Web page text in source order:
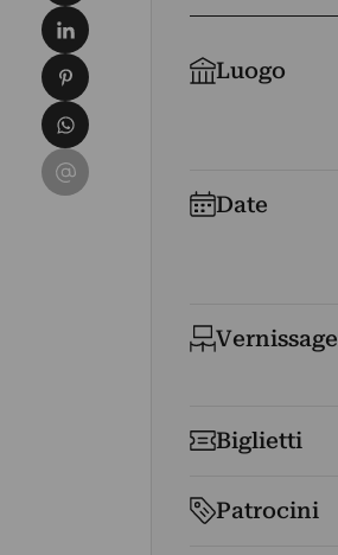
Luogo
Date
Vernissage
Biglietti
Patrocini
Condividi su LinkedIn
Condividi su Pinterest
Condividi su WhatsApp
Condividi su Email